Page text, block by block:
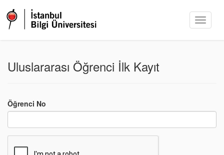
Uluslararası Öğrenci İlk Kayıt
Öğrenci No